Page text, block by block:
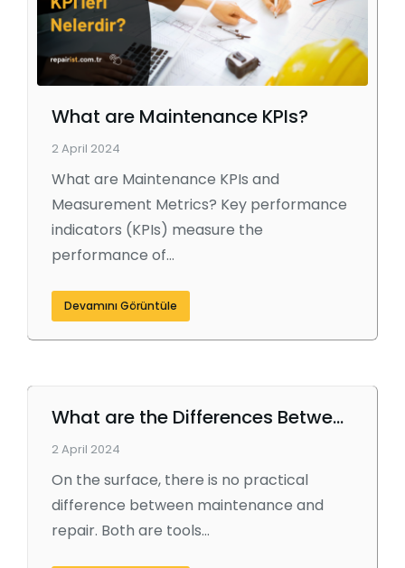
What are Maintenance KPIs?
2 April 2024
What are Maintenance KPIs and
Measurement Metrics? Key performance
indicators (KPIs) measure the
performance of…
Devamını Görüntüle
What are the Differences Between Maintenance and Repair?
2 April 2024
On the surface, there is no practical
difference between maintenance and
repair. Both are tools…